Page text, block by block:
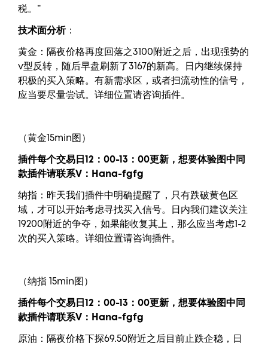
税。”
技术面分析：
黄金：隔夜价格再度回落之3100附近之后，出现强势的
v型反转，随后早盘刷新了3167的新高。日内继续保持
积极的买入策略。有新需求区，或者扫流动性的信号，
应当要尽量尝试。详细位置请咨询插件。
（黄金15min图）
插件每个交易日12：00-13：00更新， 想要体验图中 同
款插件请联系V： Hana-fgfg
纳指：昨天我们插件中明确提醒了，只有跌破黄色区
域，才可以开始考虑寻找买入信号。日内我们建议关注
19200附近的争夺，如果能收复其上，那么应当考虑1-2
次的买入策略。详细位置请咨询插件。
（纳指 15min图）
插件每个交易日12：00-13：00更新， 想要体验图中 同
款插件请联系V： Hana-fgfg
原油：隔夜价格下探69.50附近之后目前止跌企稳，日